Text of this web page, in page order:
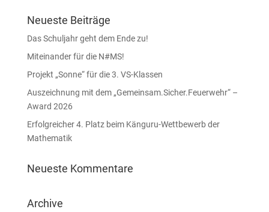
Neueste Beiträge
Das Schuljahr geht dem Ende zu!
Miteinander für die N#MS!
Projekt „Sonne“ für die 3. VS-Klassen
Auszeichnung mit dem „Gemeinsam.Sicher.Feuerwehr“ –
Award 2026
Erfolgreicher 4. Platz beim Känguru-Wettbewerb der
Mathematik
Neueste Kommentare
Archive